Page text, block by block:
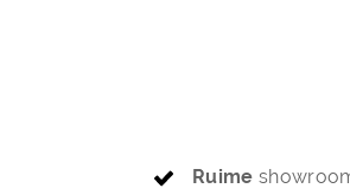
Ruime